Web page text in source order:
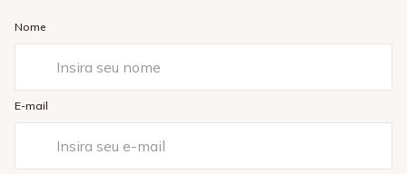
Nome
E-mail